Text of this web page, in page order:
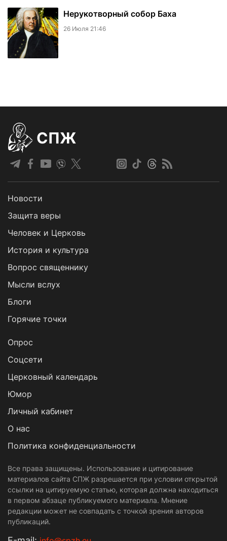
Нерукотворный собор Баха
26 Июля 21:46
СПЖ
Новости
Защита веры
Человек и Церковь
История и культура
Вопрос священнику
Мысли вслух
Блоги
Горячие точки
Опрос
Cоцсети
Церковный календарь
Юмор
Личный кабинет
О нас
Политика конфиденциальности
Все права защищены. Использование и цитирование
материалов сайта СПЖ разрешается при условии открытой
ссылки на цитируемую статью, которая должна находиться
в первом абзаце публикуемого материала. Мнение
редакции может не совпадать с точкой зрения авторов
публикаций.